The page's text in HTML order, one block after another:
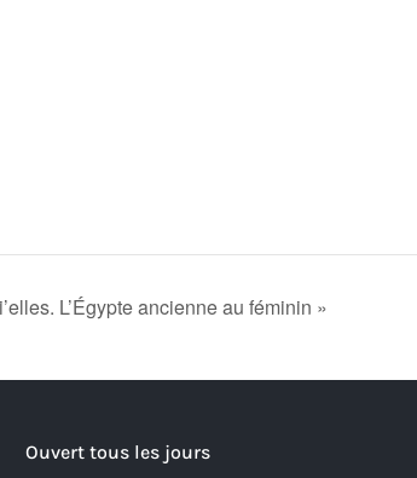
L’Égypte ancienne au féminin »
Ouvert tous les jours